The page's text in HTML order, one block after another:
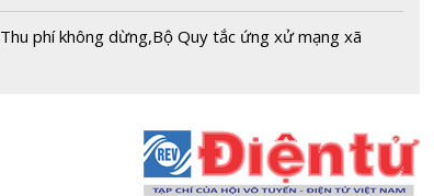
Thu phí không dừng,Bộ Quy tắc ứng xử mạng xã